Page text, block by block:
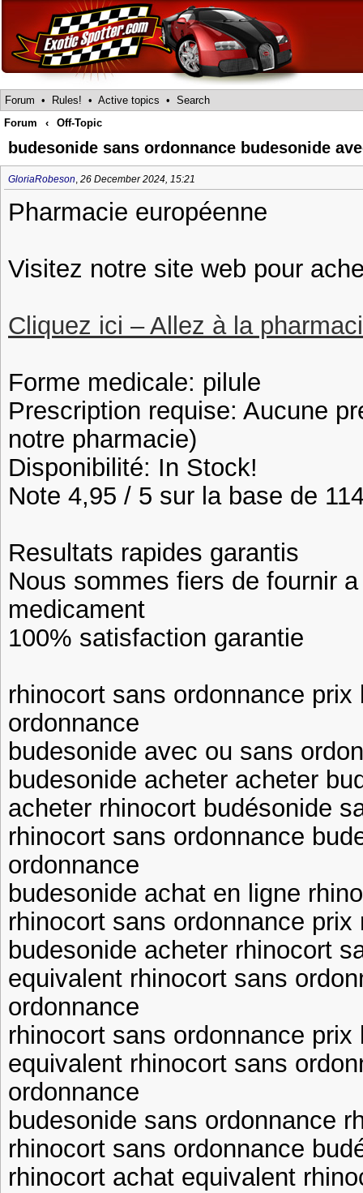
Forum • Rules! • Active topics • Search
Forum
‹ Off-Topic
budesonide sans ordonnance budesonide
GloriaRobeson, 26 December 2024, 15:21
Pharmacie européenne
Visitez notre site web pour
Cliquez ici – Allez à la
Forme medicale: pilule
Prescription requise: Aucune
notre pharmacie)
Disponibilité: In Stock!
Note 4,95 / 5 sur la base de
Resultats rapides garantis
Nous sommes fiers de fournir
medicament
100% satisfaction garantie
rhinocort sans ordonnance prix
ordonnance
budesonide avec ou sans
budesonide acheter acheter
acheter rhinocort budésonide
rhinocort sans ordonnance
ordonnance
budesonide achat en ligne
rhinocort sans ordonnance
budesonide acheter rhinocort
equivalent rhinocort sans
ordonnance
rhinocort sans ordonnance
equivalent rhinocort sans
ordonnance
budesonide sans ordonnance
rhinocort sans ordonnance
rhinocort achat equivalent